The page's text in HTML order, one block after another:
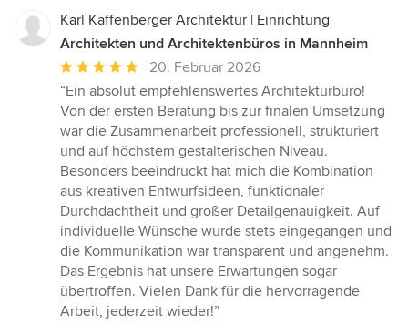
Karl Kaffenberger Architektur | Einrichtung
Architekten und Architektenbüros in Mannheim
Durchschnittliche
Bewertung:
5
von
5
Sternen
20. Februar 2026
“Ein absolut empfehlenswertes Architekturbüro!
Von der ersten Beratung bis zur finalen Umsetzung
war die Zusammenarbeit professionell, strukturiert
und auf höchstem gestalterischen Niveau.
Besonders beeindruckt hat mich die Kombination
aus kreativen Entwurfsideen, funktionaler
Durchdachtheit und großer Detailgenauigkeit. Auf
individuelle Wünsche wurde stets eingegangen und
die Kommunikation war transparent und angenehm.
Das Ergebnis hat unsere Erwartungen sogar
übertroffen. Vielen Dank für die hervorragende
Arbeit, jederzeit wieder!”